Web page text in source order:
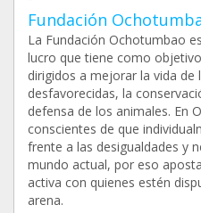
Fundación
La Fundación Ochotumbao
lucro que tiene como
dirigidos a mejorar la vida de
desfavorecidas, la
defensa de los animales. En
conscientes de que
frente a las desigualdades y
mundo actual, por eso
activa con quienes estén
arena.